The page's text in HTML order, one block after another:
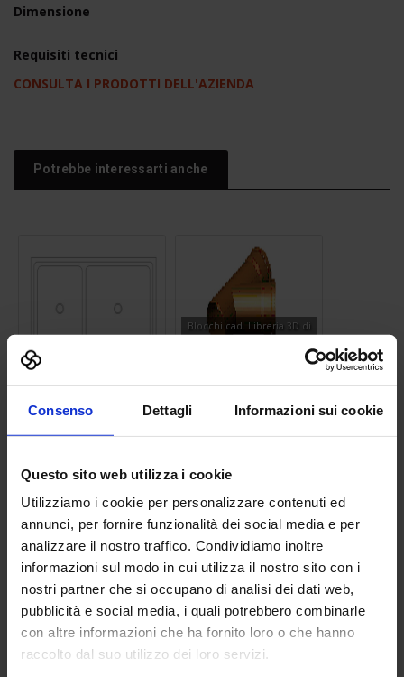
Consenso Dettagli Informazioni sui cookie
Questo sito web utilizza i cookie
Utilizziamo i cookie per personalizzare contenuti ed
annunci, per fornire funzionalità dei social media e per
analizzare il nostro traffico. Condividiamo inoltre
informazioni sul modo in cui utilizza il nostro sito con i
nostri partner che si occupano di analisi dei dati web,
pubblicità e social media, i quali potrebbero combinarle
con altre informazioni che ha fornito loro o che hanno
raccolto dal suo utilizzo dei loro servizi.
Dimensione
Requisiti tecnici
CONSULTA I PRODOTTI DELL'AZIENDA
Potrebbe interessarti anche
Blocchi cad. Libreria 3D di
DERIVAZIONI 45° M PER
CONDOTTE INTERRATE IN
Tavolo riunioni Silhouette donna 12